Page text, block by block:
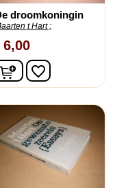
droomkoningin
t Hart ;
6,00
In winkelwagen
favorite_border